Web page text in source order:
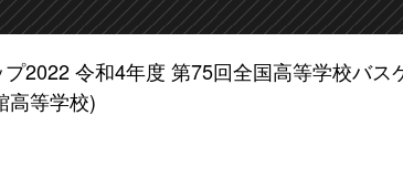
2022 令和4年度 第75回全国高等学校バス
高等学校)